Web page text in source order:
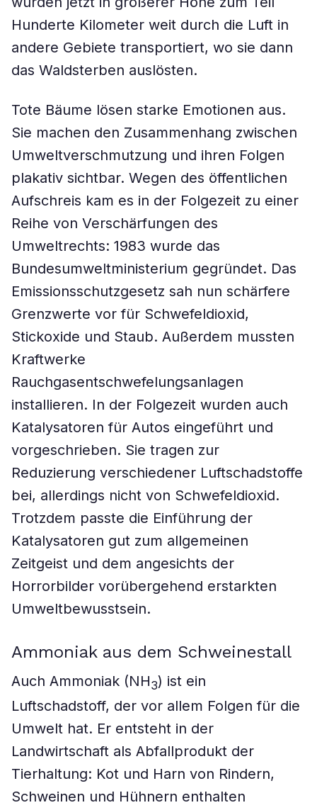
Hunderte Kilometer weit durch die Luft in
andere Gebiete transportiert, wo sie dann
das Waldsterben auslösten.
Tote Bäume lösen starke Emotionen aus.
Sie machen den Zusammenhang zwischen
Umweltverschmutzung und ihren Folgen
plakativ sichtbar. Wegen des öffentlichen
Aufschreis kam es in der Folgezeit zu einer
Reihe von Verschärfungen des
Umweltrechts: 1983 wurde das
Bundesumweltministerium gegründet. Das
Emissionsschutzgesetz sah nun schärfere
Grenzwerte vor für Schwefeldioxid,
Stickoxide und Staub. Außerdem mussten
Kraftwerke
Rauchgasentschwefelungsanlagen
installieren. In der Folgezeit wurden auch
Katalysatoren für Autos eingeführt und
vorgeschrieben. Sie tragen zur
Reduzierung verschiedener Luftschadstoffe
bei, allerdings nicht von Schwefeldioxid.
Trotzdem passte die Einführung der
Katalysatoren gut zum allgemeinen
Zeitgeist und dem angesichts der
Horrorbilder vorübergehend erstarkten
Umweltbewusstsein.
Ammoniak aus dem Schweinestall
Auch Ammoniak (NH3) ist ein
Luftschadstoff, der vor allem Folgen für die
Umwelt hat. Er entsteht in der
Landwirtschaft als Abfallprodukt der
Tierhaltung: Kot und Harn von Rindern,
Schweinen und Hühnern enthalten